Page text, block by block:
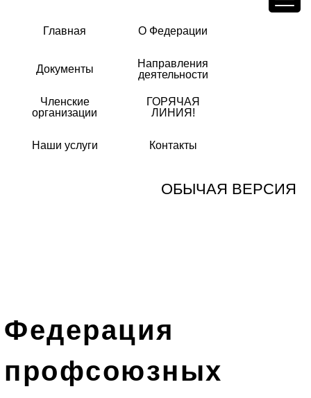
Главная О Федерации
Документы
Направления
деятельности
Членские
организации
ГОРЯЧАЯ
ЛИНИЯ!
Наши услуги Контакты
ОБЫЧАЯ ВЕРСИЯ
Федерация
профсоюзных